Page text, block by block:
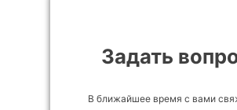
Задать
В ближайшее время с вами